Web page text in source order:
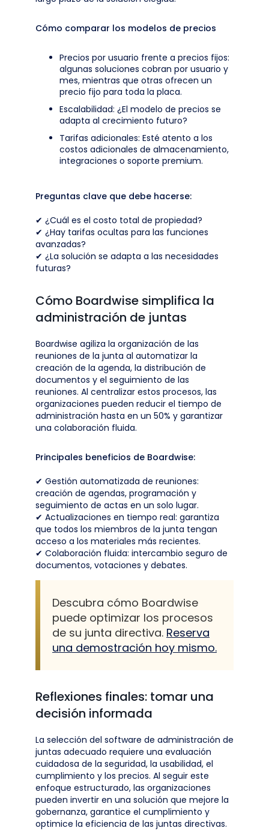
Cómo comparar los modelos de precios
Precios por usuario frente a precios fijos:
algunas soluciones cobran por usuario y
mes, mientras que otras ofrecen un
precio fijo para toda la placa.
Escalabilidad: ¿El modelo de precios se
adapta al crecimiento futuro?
Tarifas adicionales: Esté atento a los
costos adicionales de almacenamiento,
integraciones o soporte premium.
Preguntas clave que debe hacerse:
✔ ¿Cuál es el costo total de propiedad?
✔ ¿Hay tarifas ocultas para las funciones
avanzadas?
✔ ¿La solución se adapta a las necesidades
futuras?
Cómo Boardwise simplifica la
administración de juntas
Boardwise agiliza la organización de las
reuniones de la junta al automatizar la
creación de la agenda, la distribución de
documentos y el seguimiento de las
reuniones. Al centralizar estos procesos, las
organizaciones pueden reducir el tiempo de
administración hasta en un 50% y garantizar
una colaboración fluida.
Principales beneficios de Boardwise:
✔ Gestión automatizada de reuniones:
creación de agendas, programación y
seguimiento de actas en un solo lugar.
✔ Actualizaciones en tiempo real: garantiza
que todos los miembros de la junta tengan
acceso a los materiales más recientes.
✔ Colaboración fluida: intercambio seguro de
documentos, votaciones y debates.
Descubra cómo Boardwise
puede optimizar los procesos
de su junta directiva. Reserva
una demostración hoy mismo.
Reflexiones finales: tomar una
decisión informada
La selección del software de administración de
juntas adecuado requiere una evaluación
cuidadosa de la seguridad, la usabilidad, el
cumplimiento y los precios. Al seguir este
enfoque estructurado, las organizaciones
pueden invertir en una solución que mejore la
gobernanza, garantice el cumplimiento y
optimice la eficiencia de las juntas directivas.